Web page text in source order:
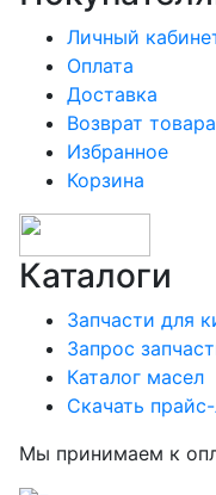
Личный
Оплата
Доставка
Возврат товара
Избранное
Корзина
Каталоги
Запчасти для
Запрос
Каталог масел
Скачать
Мы принимаем к